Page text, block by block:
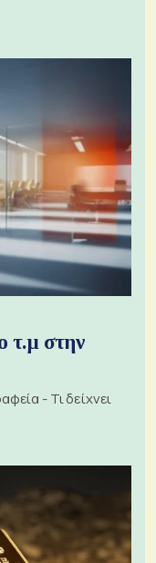
τ.μ στην
- Τι δείχνει